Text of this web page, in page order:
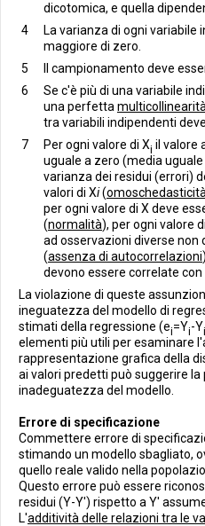
dicotomica, e quella
La varianza di ogni variabile
maggiore di zero.
Il campionamento deve
Se c'è più di una variabile
una perfetta multicollinearità
tra variabili indipendenti
Per ogni valore di Xi il valore
uguale a zero (media
varianza dei residui (errori)
valori di Xi(omoschedasticità
per ogni valore di X deve
(normalità), per ogni valore di
ad osservazioni diverse non
(assenza di autocorrelazioni
devono essere correlate con
La violazione di queste
ineguatezza del modello di
stimati della regressione (ei=Yi-Yi
elementi più utili per esaminare
rappresentazione grafica della
ai valori predetti può suggerire
inadeguatezza del modello.
Errore di specificazione
Commettere errore di
stimando un modello sbagliato,
quello reale valido nella
Questo errore può essere
residui (Y-Y') rispetto a Y'
L'additività delle relazioni tra le